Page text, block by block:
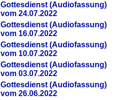
Gottesdienst (Audiofassung)
vom 24.07.2022
Gottesdienst (Audiofassung)
vom 16.07.2022
Gottesdienst (Audiofassung)
vom 10.07.2022
Gottesdienst (Audiofassung)
vom 03.07.2022
Gottesdienst (Audiofassung)
vom 26.06.2022